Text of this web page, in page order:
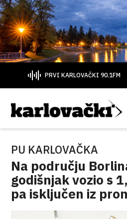
PRVI KARLOVAČKI 90.1FM
PU KARLOVAČKA
Na području
godišnjak vozio s
pa isključen iz